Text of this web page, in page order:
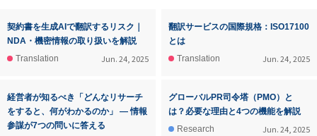
契約書を生成AIで翻訳するリスク｜
NDA・機密情報の取り扱いを解説
Translation
Jun. 24, 2025
翻訳サービスの国際規格：ISO17100
とは
Translation
Jun. 24, 2025
経営者が知るべき「どんなリサーチ
をすると、何がわかるのか」 ― 情報
参謀が7つの問いに答える
グローバルPR司令塔（PMO）と
は？必要な理由と4つの機能を解説
Research
Jun. 24, 2025